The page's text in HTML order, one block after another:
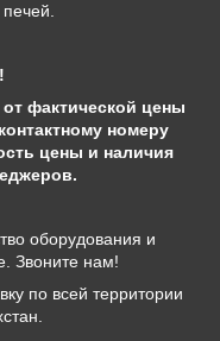
печей.
фактической цены
номеру
цены и наличия
оборудования и
Звоните нам!
по всей территории